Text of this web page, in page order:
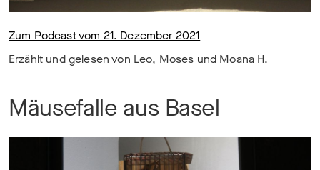
Zum Podcast vom 21. Dezember 2021
Erzählt und gelesen von Leo, Moses und Moana H.
Mäusefalle aus Basel